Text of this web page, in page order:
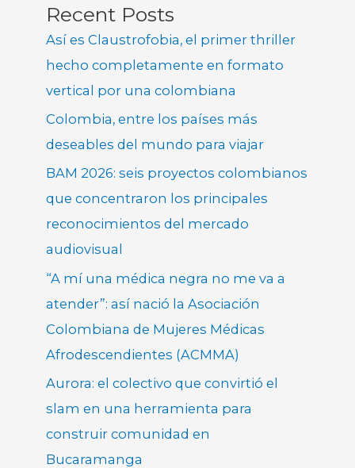
Recent Posts
Así es Claustrofobia, el primer thriller
hecho completamente en formato
vertical por una colombiana
Colombia, entre los países más
deseables del mundo para viajar
BAM 2026: seis proyectos colombianos
que concentraron los principales
reconocimientos del mercado
audiovisual
“A mí una médica negra no me va a
atender”: así nació la Asociación
Colombiana de Mujeres Médicas
Afrodescendientes (ACMMA)
Aurora: el colectivo que convirtió el
slam en una herramienta para
construir comunidad en
Bucaramanga